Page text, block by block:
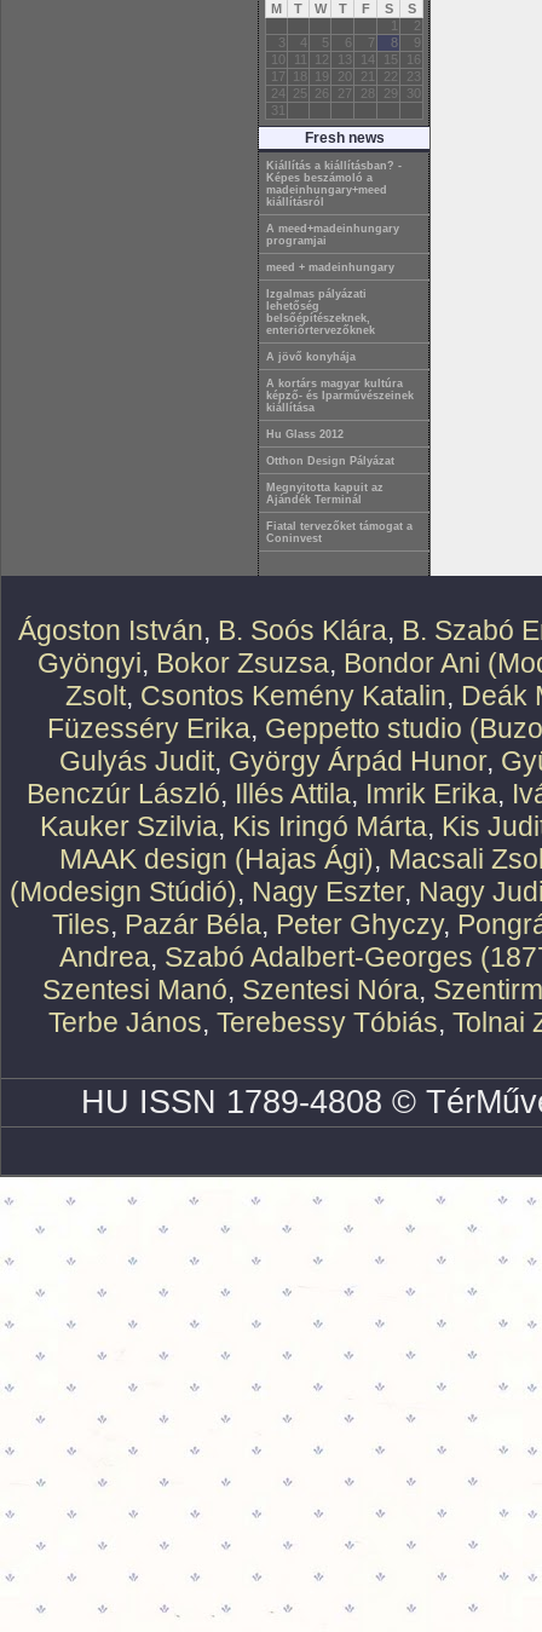
M T W T F S
S
1
2
3
4 5 6 7 8
9
10
11 12 13 14 15
16
17
18 19 20 21 22
23
24
25 26 27 28 29
30
31
Fresh news
Kiállítás a kiállításban? -
Képes beszámoló a
madeinhungary+meed
kiállításról
A meed+madeinhungary
programjai
meed + madeinhungary
Izgalmas pályázati
lehetőség
belsőépítészeknek,
enteriőrtervezőknek
A jövő konyhája
A kortárs magyar kultúra
képző- és Iparművészeinek
kiállítása
Hu Glass 2012
Otthon Design Pályázat
Megnyitotta kapuit az
Ajándék Terminál
Fiatal tervezőket támogat a
Coninvest
Ágoston István, B. Soós Klára, B. Szabó
Gyöngyi, Bokor Zsuzsa, Bondor Ani
Zsolt, Csontos Kemény Katalin, Deák
Füzesséry Erika, Geppetto studio
Gulyás Judit, György Árpád Hunor,
Benczúr László, Illés Attila, Imrik Erika,
Kauker Szilvia, Kis Iringó Márta, Kis
MAAK design (Hajas Ági), Macsali
(Modesign Stúdió), Nagy Eszter, Nagy
Tiles, Pazár Béla, Peter Ghyczy,
Andrea, Szabó Adalbert-Georges
Szentesi Manó, Szentesi Nóra,
Terbe János, Terebessy Tóbiás, Tolnai
HU ISSN 1789-4808 ©